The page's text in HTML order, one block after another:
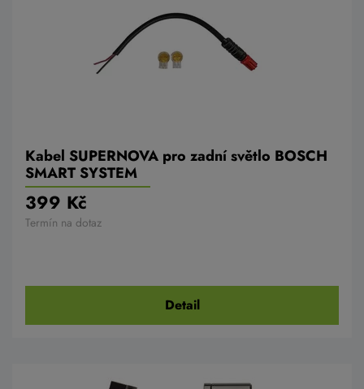
Kabel SUPERNOVA pro zadní světlo BOSCH
SMART SYSTEM
399 Kč
Termín na dotaz
Detail